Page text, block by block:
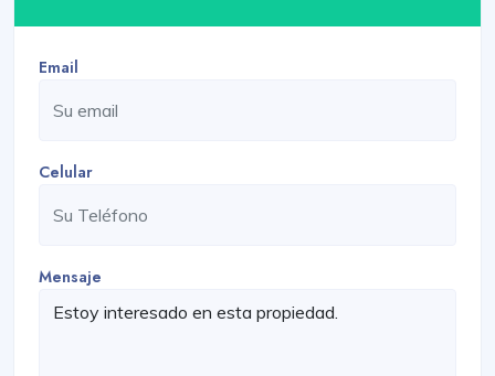
Email
Celular
Mensaje